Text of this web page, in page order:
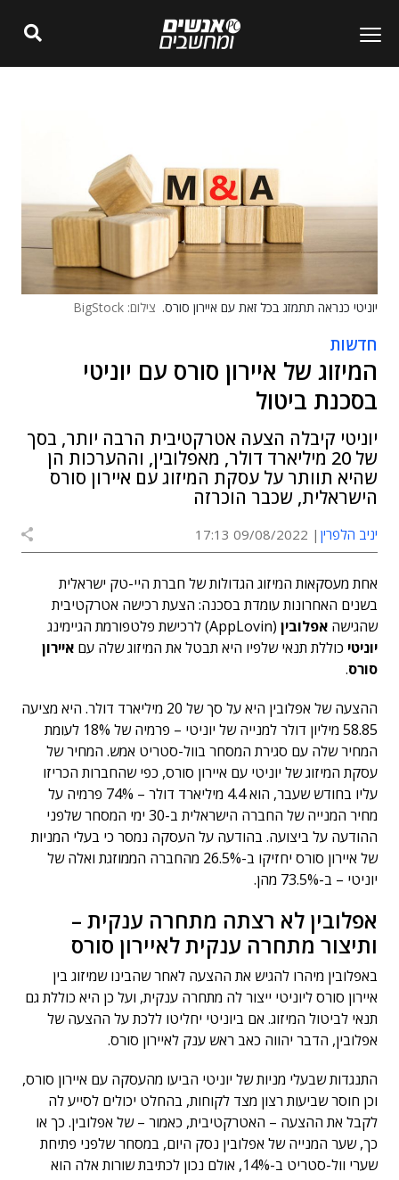
יוניטי כנראה תתמזג בכל זאת עם איירון סורס. צילום: BigStock
חדשות
המיזוג של איירון סורס עם יוניטי
בסכנת ביטול
יוניטי קיבלה הצעה אטרקטיבית הרבה יותר, בסך
של 20 מיליארד דולר, מאפלובין, וההערכות הן
שהיא תוותר על עסקת המיזוג עם איירון סורס
הישראלית, שכבר הוכרזה
יניב הלפרין 09/08/2022 17:13
אחת מעסקאות המיזוג הגדולות של חברת היי-טק ישראלית
בשנים האחרונות עומדת בסכנה: הצעת רכישה אטרקטיבית
שהגישה אפלובין (AppLovin) לרכישת פלטפורמת הגיימינג
יוניטי כוללת תנאי שלפיו היא תבטל את המיזוג שלה עם איירון
סורס.
ההצעה של אפלובין היא על סך של 20 מיליארד דולר. היא מציעה
58.85 מיליון דולר למנייה של יוניטי – פרמיה של 18% לעומת
המחיר שלה עם סגירת המסחר בוול-סטריט אמש. המחיר של
עסקת המיזוג של יוניטי עם איירון סורס, כפי שהחברות הכריזו
עליו בחודש שעבר, הוא 4.4 מיליארד דולר – 74% פרמיה על
מחיר המנייה של החברה הישראלית ב-30 ימי המסחר שלפני
ההודעה על ביצועה. בהודעה על העסקה נמסר כי בעלי המניות
של איירון סורס יחזיקו ב-26.5% מהחברה הממוזגת ואלה של
יוניטי – ב-73.5% מהן.
אפלובין לא רצתה מתחרה ענקית –
ותיצור מתחרה ענקית לאיירון סורס
באפלובין מיהרו להגיש את ההצעה לאחר שהבינו שמיזוג בין
איירון סורס ליוניטי ייצור לה מתחרה ענקית, ועל כן היא כוללת גם
תנאי לביטול המיזוג. אם ביוניטי יחליטו ללכת על ההצעה של
אפלובין, הדבר יהווה כאב ראש ענק לאיירון סורס.
התנגדות שבעלי מניות של יוניטי הביעו מהעסקה עם איירון סורס,
וכן חוסר שביעות רצון מצד לקוחות, בהחלט יכולים לסייע לה
לקבל את ההצעה – האטרקטיבית, כאמור – של אפלובין. כך או
כך, שער המנייה של אפלובין נסק היום, במסחר שלפני פתיחת
שערי וול-סטריט ב-14%, אולם נכון לכתיבת שורות אלה הוא